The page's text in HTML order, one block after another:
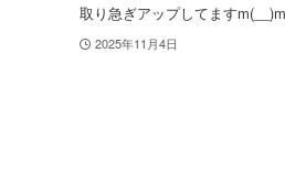
取り急ぎアップしてますm(__)m
2025年11月4日